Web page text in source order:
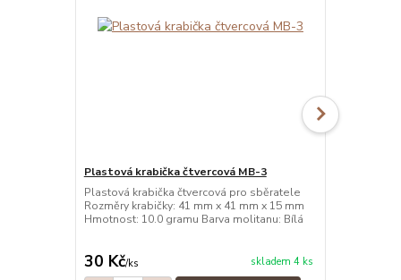
Plastová krabička čtvercová MB-3
Plastová krabička čtvercová pro sběratele
Rozměry krabičky: 41 mm x 41 mm x 15 mm
Hmotnost: 10.0 gramu Barva molitanu: Bílá
30 Kč/ks skladem 4 ks